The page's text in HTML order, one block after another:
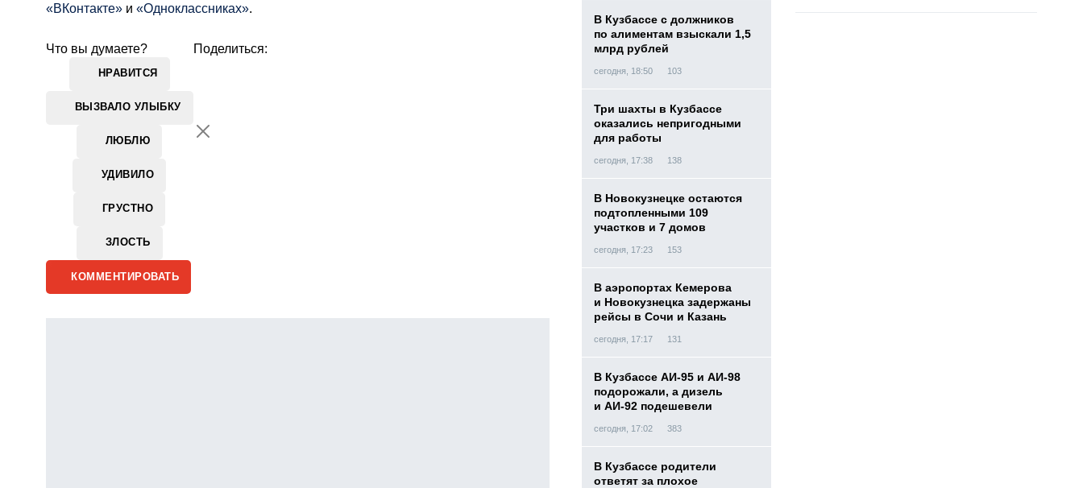
«ВКонтакте» и «Одноклассниках».
Что вы думаете?
НРАВИТСЯ
ВЫЗВАЛО УЛЫБКУ
ЛЮБЛЮ
УДИВИЛО
ГРУСТНО
ЗЛОСТЬ
Поделиться:
КОММЕНТИРОВАТЬ
В Кузбассе с должников
по алиментам взыскали 1,5
млрд рублей
сегодня, 18:50 103
Три шахты в Кузбассе
оказались непригодными
для работы
сегодня, 17:38 138
В Новокузнецке остаются
подтопленными 109
участков и 7 домов
сегодня, 17:23 153
В аэропортах Кемерова
и Новокузнецка задержаны
рейсы в Сочи и Казань
сегодня, 17:17 131
В Кузбассе АИ-95 и АИ-98
подорожали, а дизель
и АИ-92 подешевели
сегодня, 17:02 383
В Кузбассе родители
ответят за плохое